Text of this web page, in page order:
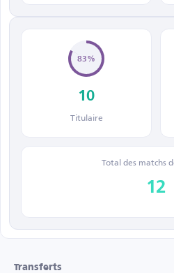
83%
10
Titulaire
Total des matchs
12
Transferts